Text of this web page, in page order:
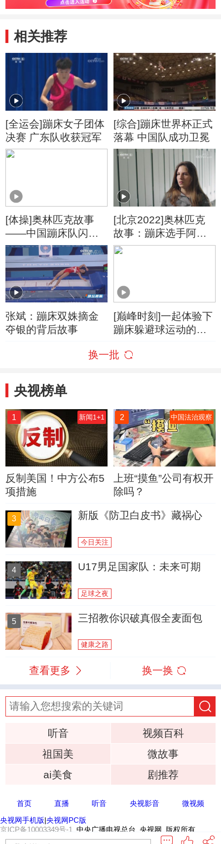
相关推荐
[全运会]蹦床女子团体
决赛 广东队收获冠军
[综合]蹦床世界杯正式
落幕 中国队成功卫冕
[体操]奥林匹克故事
——中国蹦床队闪耀
奥运
[北京2022]奥林匹克
故事：蹦床选手阿纳
伦特
张斌：蹦床双姝摘金
夺银的背后故事
[巅峰时刻]一起体验下
蹦床躲避球运动的魅
换一批
央视榜单
1 新闻1+1
反制美国！中方公布5
项措施
2 中国法治观察
上班“摸鱼”公司有权开
除吗？
3 新版《防卫白皮书》藏祸心
今日关注
4 U17男足国家队：未来可期
足球之夜
5 三招教你识破真假全麦面包
健康之路
查看更多 换一换
听音
视频百科
祖国美
微故事
ai美食
剧推荐
首页 直播 听音 央视影音
微视频
央视网手机版|央视网PC版
京ICP备10003349号-1
中央广播电视总台 央视网 版权所有